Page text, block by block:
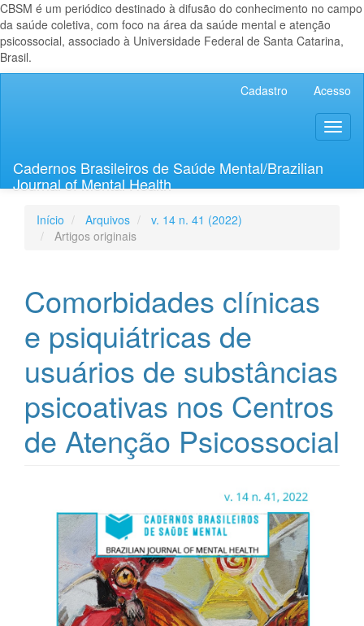
CBSM é um periódico destinado à difusão do conhecimento no campo
da saúde coletiva, com foco na área da saúde mental e atenção
psicossocial, associado à Universidade Federal de Santa Catarina,
Brasil.
Lateral
Cadastro Acesso
Cadernos Brasileiros de Saúde Mental/Brazilian
Journal of Mental Health
Início Arquivos
v. 14 n. 41 (2022)
Artigos originais
Comorbidades clínicas
e psiquiátricas de
usuários de substâncias
psicoativas nos Centros
de Atenção Psicossocial
lateral
artigos